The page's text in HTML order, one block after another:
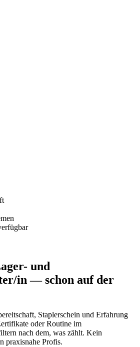
und
in— schon auf der
Staplerschein und Erfahrung
oder Routine im
nach dem, was zählt. Kein
praxisnahe Profis.